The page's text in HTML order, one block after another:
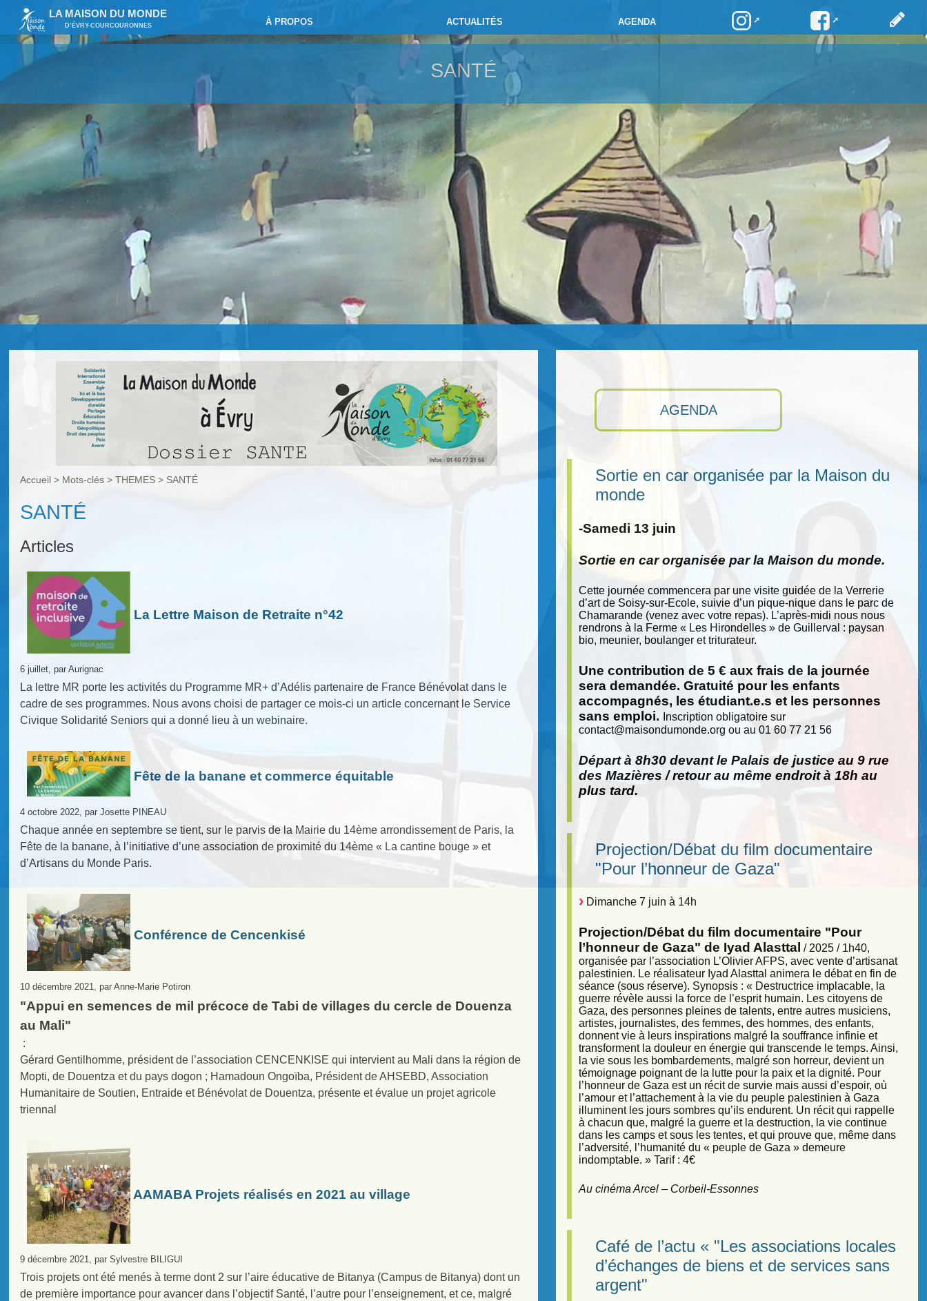
LA MAISON DU MONDE
D’ÉVRY-COURCOURONNES À PROPOS ACTUALITÉS AGENDA
SANTÉ
AGENDA
Sortie en car organisée par la Maison du
monde
-Samedi 13 juin
Sortie en car organisée par la Maison du monde.
Cette journée commencera par une visite guidée de la Verrerie
d’art de Soisy-sur-Ecole, suivie d’un pique-nique dans le parc de
Chamarande (venez avec votre repas). L’après-midi nous nous
rendrons à la Ferme « Les Hirondelles » de Guillerval : paysan
bio, meunier, boulanger et triturateur.
Une contribution de 5 € aux frais de la journée
sera demandée. Gratuité pour les enfants
accompagnés, les étudiant.e.s et les personnes
sans emploi.
Inscription obligatoire sur
contact@maisondumonde.org ou au 01 60 77 21 56
Départ à 8h30 devant le Palais de justice au 9 rue
des Mazières / retour au même endroit à 18h au
plus tard.
Projection/Débat du film documentaire
"Pour l’honneur de Gaza"
Dimanche 7 juin à 14h
Projection/Débat du film documentaire "Pour
l’honneur de Gaza" de Iyad Alasttal / 2025 / 1h40,
organisée par l’association L’Olivier AFPS, avec vente d’artisanat
palestinien. Le réalisateur Iyad Alasttal animera le débat en fin de
séance (sous réserve). Synopsis : « Destructrice implacable, la
guerre révèle aussi la force de l’esprit humain. Les citoyens de
Gaza, des personnes pleines de talents, entre autres musiciens,
artistes, journalistes, des femmes, des hommes, des enfants,
donnent vie à leurs inspirations malgré la souffrance infinie et
transforment la douleur en énergie qui transcende le temps. Ainsi,
la vie sous les bombardements, malgré son horreur, devient un
témoignage poignant de la lutte pour la paix et la dignité. Pour
l’honneur de Gaza est un récit de survie mais aussi d’espoir, où
l’amour et l’attachement à la vie du peuple palestinien à Gaza
illuminent les jours sombres qu’ils endurent. Un récit qui rappelle
à chacun que, malgré la guerre et la destruction, la vie continue
dans les camps et sous les tentes, et qui prouve que, même dans
l’adversité, l’humanité du « peuple de Gaza » demeure
indomptable. » Tarif : 4€
Au cinéma Arcel – Corbeil-Essonnes
Café de l’actu « "Les associations locales
d’échanges de biens et de services sans
argent"
Accueil > Mots-clés > THEMES > SANTÉ
SANTÉ
Articles
La Lettre Maison de Retraite n°42
6 juillet, par Aurignac
La lettre MR porte les activités du Programme MR+ d’Adélis partenaire de France Bénévolat dans le
cadre de ses programmes. Nous avons choisi de partager ce mois-ci un article concernant le Service
Civique Solidarité Seniors qui a donné lieu à un webinaire.
Fête de la banane et commerce équitable
4 octobre 2022, par Josette PINEAU
Chaque année en septembre se tient, sur le parvis de la Mairie du 14ème arrondissement de Paris, la
Fête de la banane, à l’initiative d’une association de proximité du 14ème « La cantine bouge » et
d’Artisans du Monde Paris.
Conférence de Cencenkisé
10 décembre 2021, par Anne-Marie Potiron
"Appui en semences de mil précoce de Tabi de villages du cercle de Douenza
au Mali"
:
Gérard Gentilhomme, président de l’association CENCENKISE qui intervient au Mali dans la région de
Mopti, de Douentza et du pays dogon ; Hamadoun Ongoïba, Président de AHSEBD, Association
Humanitaire de Soutien, Entraide et Bénévolat de Douentza, présente et évalue un projet agricole
triennal
AAMABA Projets réalisés en 2021 au village
9 décembre 2021, par Sylvestre BILIGUI
Trois projets ont été menés à terme dont 2 sur l’aire éducative de Bitanya (Campus de Bitanya) dont un
de première importance pour avancer dans l’objectif Santé, l’autre pour l’enseignement, et ce, malgré